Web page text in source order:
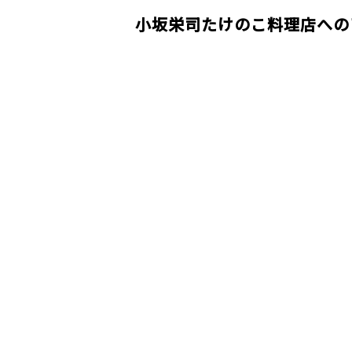
小坂栄司たけのこ料理店へ